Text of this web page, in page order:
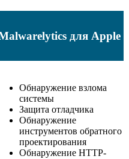
для Apple
Обнаружение взлома
системы
Защита отладчика
Обнаружение
инструментов обратного
проектирования
Обнаружение HTTP-